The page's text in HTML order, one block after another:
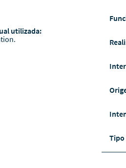
utilizada: